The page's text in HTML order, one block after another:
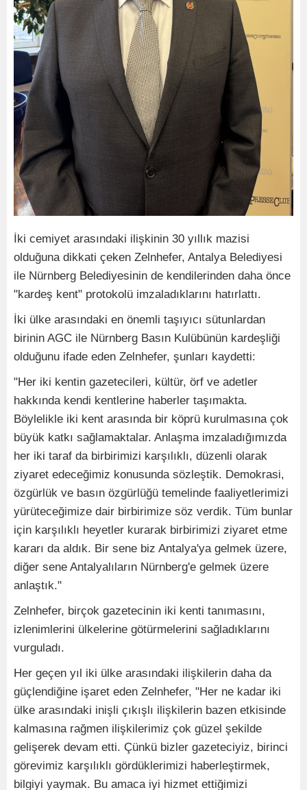
İki cemiyet arasındaki ilişkinin 30 yıllık mazisi
olduğuna dikkati çeken Zelnhefer, Antalya Belediyesi
ile Nürnberg Belediyesinin de kendilerinden daha önce
"kardeş kent" protokolü imzaladıklarını hatırlattı.
İki ülke arasındaki en önemli taşıyıcı sütunlardan
birinin AGC ile Nürnberg Basın Kulübünün kardeşliği
olduğunu ifade eden Zelnhefer, şunları kaydetti:
"Her iki kentin gazetecileri, kültür, örf ve adetler
hakkında kendi kentlerine haberler taşımakta.
Böylelikle iki kent arasında bir köprü kurulmasına çok
büyük katkı sağlamaktalar. Anlaşma imzaladığımızda
her iki taraf da birbirimizi karşılıklı, düzenli olarak
ziyaret edeceğimiz konusunda sözleştik. Demokrasi,
özgürlük ve basın özgürlüğü temelinde faaliyetlerimizi
yürüteceğimize dair birbirimize söz verdik. Tüm bunlar
için karşılıklı heyetler kurarak birbirimizi ziyaret etme
kararı da aldık. Bir sene biz Antalya'ya gelmek üzere,
diğer sene Antalyalıların Nürnberg'e gelmek üzere
anlaştık."
Zelnhefer, birçok gazetecinin iki kenti tanımasını,
izlenimlerini ülkelerine götürmelerini sağladıklarını
vurguladı.
Her geçen yıl iki ülke arasındaki ilişkilerin daha da
güçlendiğine işaret eden Zelnhefer, "Her ne kadar iki
ülke arasındaki inişli çıkışlı ilişkilerin bazen etkisinde
kalmasına rağmen ilişkilerimiz çok güzel şekilde
gelişerek devam etti. Çünkü bizler gazeteciyiz, birinci
görevimiz karşılıklı gördüklerimizi haberleştirmek,
bilgiyi yaymak. Bu amaca iyi hizmet ettiğimizi